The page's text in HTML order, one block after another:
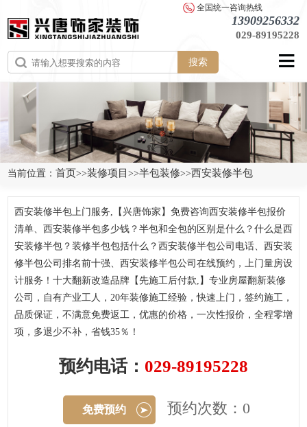
全国统一咨询热线
13909256332
029-89195228
搜索
当前位置：首页>>装修项目>>半包装修>>西安装修半包
西安装修半包上门服务,【兴唐饰家】免费咨询西安装修半包报价
清单、西安装修半包多少钱？半包和全包的区别是什么？什么是西
安装修半包？装修半包包括什么？西安装修半包公司电话、西安装
修半包公司排名前十强、西安装修半包公司在线预约，上门量房设
计服务！十大翻新改造品牌【先施工后付款,】专业房屋翻新装修
公司，自有产业工人，20年装修施工经验，快速上门，签约施工，
品质保证，不满意免费返工，优惠的价格，一次性报价，全程零增
项，多退少不补，省钱35％！
预约电话： 029-89195228
免费预约 预约次数：0